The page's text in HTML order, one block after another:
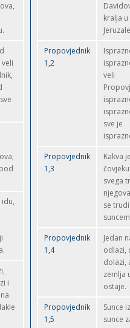
idu,
i
kralja u
Propovjednik
1,2
veli
sve je
Propovjednik
1,3
Kakva
svega
se
Propovjednik
1,4
Jedan
odlazi,
dolazi,
zemlja
ostaje.
Propovjednik
1,5
Sunce
sunce